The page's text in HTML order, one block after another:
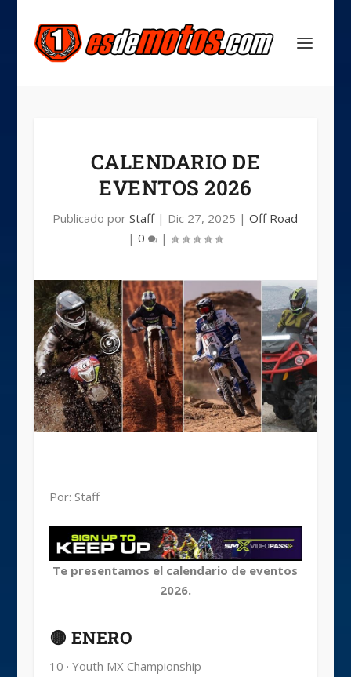
CALENDARIO DE
EVENTOS 2026
Publicado porStaff| Dic 27, 2025 |Off Road
|0 |
Por: Staff
Te presentamos el calendario de eventos
2026.
🟡 ENERO
10 · Youth MX Championship